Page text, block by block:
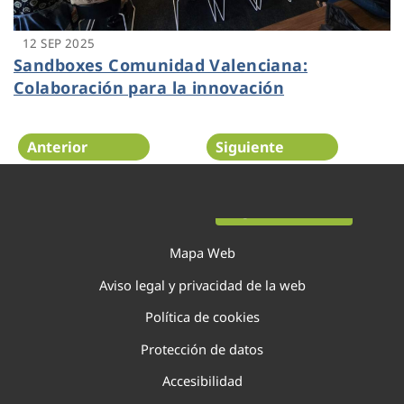
12 SEP 2025
Sandboxes Comunidad Valenciana:
Colaboración para la innovación
Anterior Siguiente
Mapa Web
Aviso legal y privacidad de la web
Política de cookies
Protección de datos
Accesibilidad